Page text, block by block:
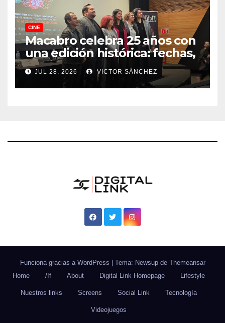
CINE
Macabro celebra 25 años con
una edición histórica: fechas,
sedes, invitados y todo lo que
debes saber
JUL 28, 2026 VICTOR SÁNCHEZ
Funciona gracias a WordPress Tema: Newsup de Themeansar
Home
/If About Digital Link Homepage Lifestyle
Nuestros links Screens Social Link Tecnología
Videojuegos